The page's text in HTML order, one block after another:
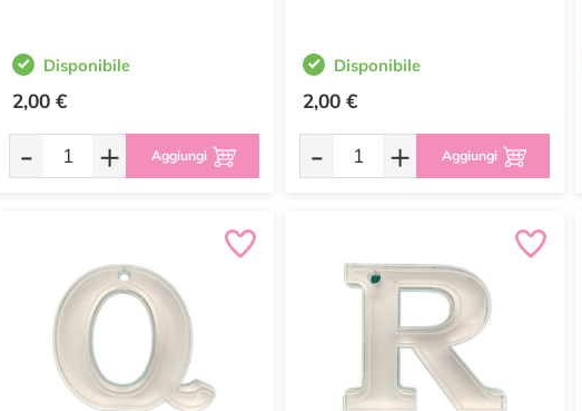
Disponibile
2,00 €
- + Aggiungi
Disponibile
2,00 €
- + Aggiungi